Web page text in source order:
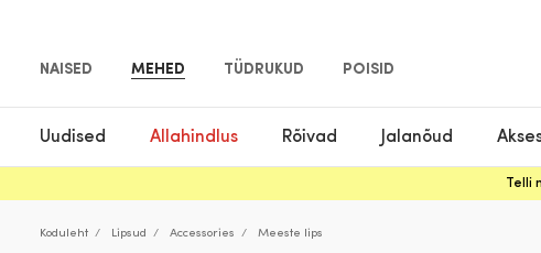
NAISED MEHED TÜDRUKUD POISID
Uudised Allahindlus Rõivad Jalanõud
Telli
Koduleht Lipsud Accessories Meeste lips